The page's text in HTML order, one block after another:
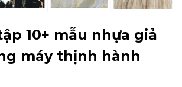
10+ mẫu nhựa giả
máy thịnh hành